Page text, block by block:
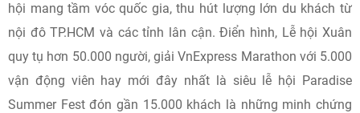
hội mang tầm vóc quốc gia, thu hút lượng lớn du khách từ
nội đô TP.HCM và các tỉnh lân cận. Điển hình, Lễ hội Xuân
quy tụ hơn 50.000 người, giải VnExpress Marathon với 5.000
vận động viên hay mới đây nhất là siêu lễ hội Paradise
Summer Fest đón gần 15.000 khách là những minh chứng